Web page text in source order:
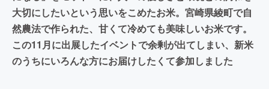
大切にしたいという思いをこめたお米。宮崎県綾町で自
然農法で作られた、甘くて冷めても美味しいお米です。
この11月に出展したイベントで余剰が出てしまい、新米
のうちにいろんな方にお届けしたくて参加しました